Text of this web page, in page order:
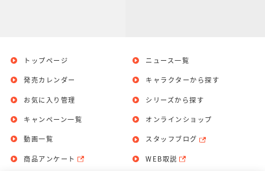
トップページ
発売カレンダー
お気に入り管理
ニュース一覧
キャラクターから探す
シリーズから探す
キャンペーン一覧
動画一覧
商品アンケート
オンラインショップ
スタッフブログ
WEB取説